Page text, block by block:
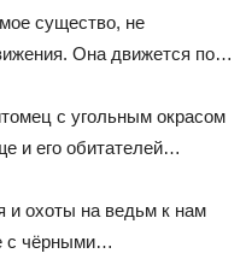
существо, не
Она движется по…
с угольным окрасом
и его обитателей…
и охоты на ведьм к нам
с чёрными…